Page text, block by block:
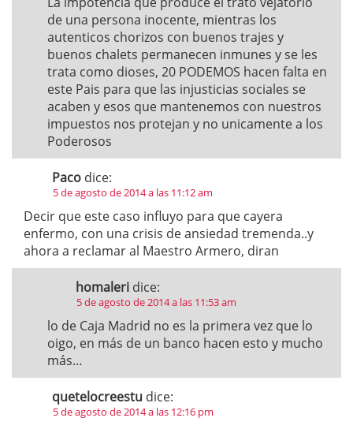
de una persona inocente, mientras los
autenticos chorizos con buenos trajes y
buenos chalets permanecen inmunes y se les
trata como dioses, 20 PODEMOS hacen falta en
este Pais para que las injusticias sociales se
acaben y esos que mantenemos con nuestros
impuestos nos protejan y no unicamente a los
Poderosos
Paco dice:
5 de agosto de 2014 a las 11:12 am
Decir que este caso influyo para que cayera
enfermo, con una crisis de ansiedad tremenda..y
ahora a reclamar al Maestro Armero, diran
homaleri dice:
5 de agosto de 2014 a las 11:53 am
lo de Caja Madrid no es la primera vez que lo
oigo, en más de un banco hacen esto y mucho
más…
quetelocreestu dice:
5 de agosto de 2014 a las 12:16 pm